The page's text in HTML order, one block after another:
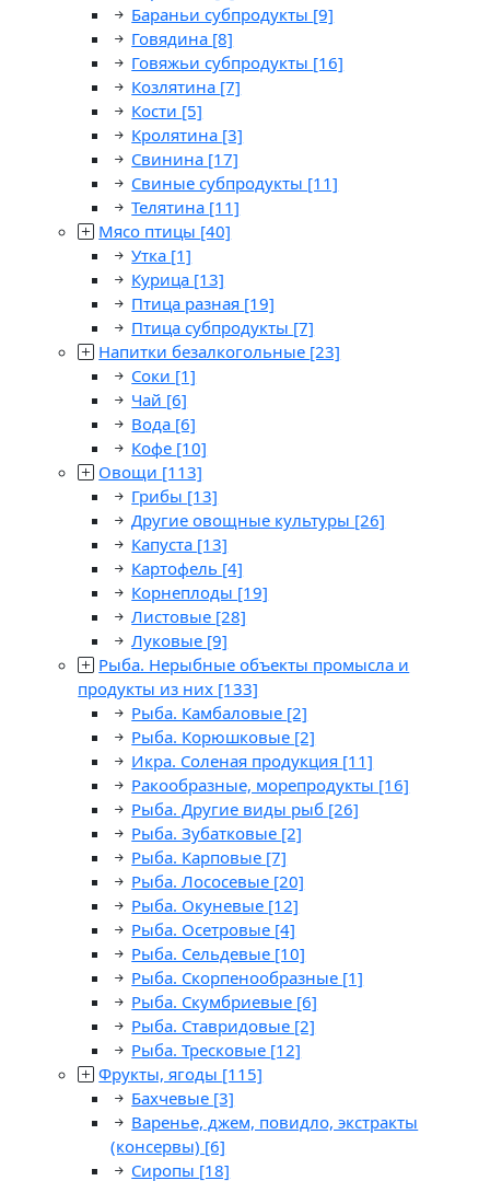
Бараньи субпродукты [9]
Говядина [8]
Говяжьи субпродукты [16]
Козлятина [7]
Кости [5]
Кролятина [3]
Свинина [17]
Свиные субпродукты [11]
Телятина [11]
Мясо птицы [40]
Утка [1]
Курица [13]
Птица разная [19]
Птица субпродукты [7]
Напитки безалкогольные [23]
Соки [1]
Чай [6]
Вода [6]
Кофе [10]
Овощи [113]
Грибы [13]
Другие овощные культуры [26]
Капуста [13]
Картофель [4]
Корнеплоды [19]
Листовые [28]
Луковые [9]
Рыба. Нерыбные объекты промысла и
продукты из них [133]
Рыба. Камбаловые [2]
Рыба. Корюшковые [2]
Икра. Соленая продукция [11]
Ракообразные, морепродукты [16]
Рыба. Другие виды рыб [26]
Рыба. Зубатковые [2]
Рыба. Карповые [7]
Рыба. Лососевые [20]
Рыба. Окуневые [12]
Рыба. Осетровые [4]
Рыба. Сельдевые [10]
Рыба. Скорпенообразные [1]
Рыба. Скумбриевые [6]
Рыба. Ставридовые [2]
Рыба. Тресковые [12]
Фрукты, ягоды [115]
Бахчевые [3]
Варенье, джем, повидло, экстракты
(консервы) [6]
Сиропы [18]